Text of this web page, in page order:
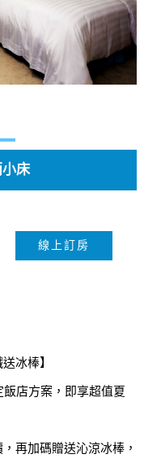
床
線上訂房
冰棒】
店方案，即享超值夏
再加碼贈送沁涼冰棒，